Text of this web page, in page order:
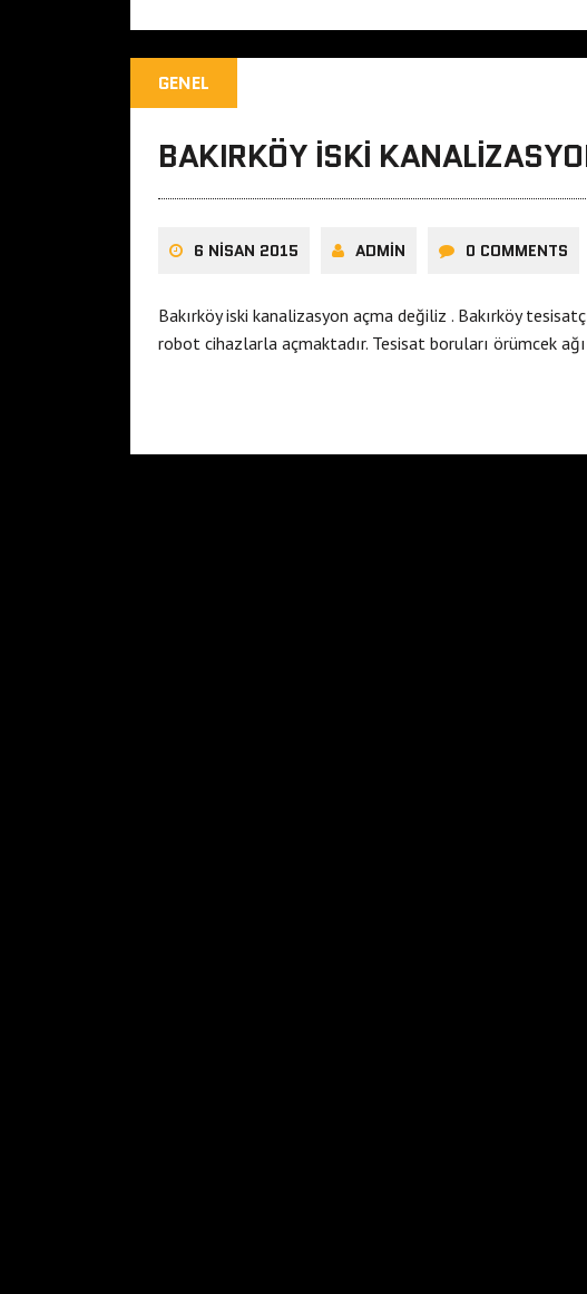
GENEL
BAKIRKÖY ISKI
6 NISAN 2015 ADMIN 0 COMMENTS
Bakırköy iski kanalizasyon açma değiliz . Bakırköy
robot cihazlarla açmaktadır. Tesisat boruları örümcek